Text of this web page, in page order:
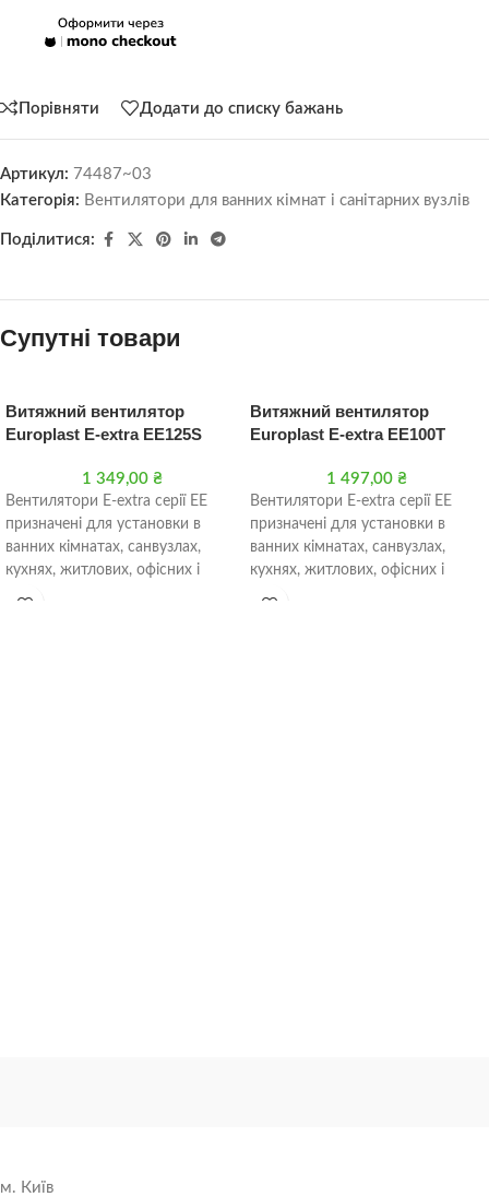
Порівняти Додати до списку бажань
Артикул: 74487~03
Категорія: Вентилятори для ванних кімнат і санітарних вузлів
Поділитися:
Супутні товари
Витяжний вентилятор
Europlast Е-extra EE125S
1 349,00 ₴
Вентилятори Е-extra серії EE
призначені для установки в
ванних кімнатах, санвузлах,
кухнях, житлових, офісних і
Витяжний вентилятор
Europlast Е-extra EE100T
1 497,00 ₴
Вентилятори Е-extra серії EE
призначені для установки в
ванних кімнатах, санвузлах,
кухнях, житлових, офісних і
м. Київ